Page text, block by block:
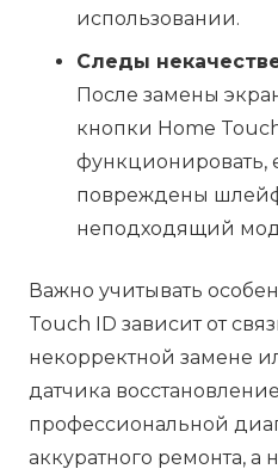
использовании.
Следы
После замены
кнопки Home
функционировать,
повреждены
неподходящий
Важно учитывать
Touch ID зависит от
некорректной замене
датчика
профессиональной
аккуратного ремонта,